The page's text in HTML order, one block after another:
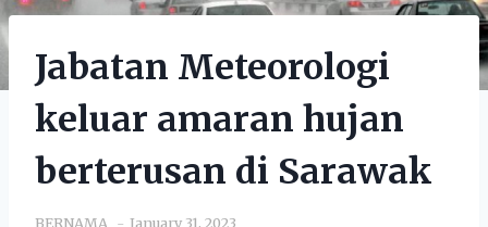
Jabatan Meteorologi
keluar amaran hujan
berterusan di Sarawak
BERNAMA January 31, 2023